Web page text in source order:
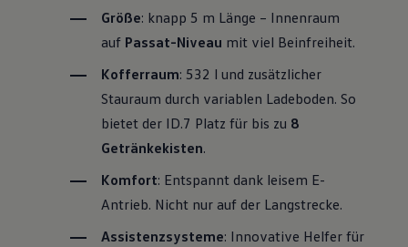
Größe: knapp 5 m Länge – Innenraum
auf Passat-Niveau mit viel Beinfreiheit.
Kofferraum: 532 l und zusätzlicher
Stauraum durch variablen Ladeboden. So
bietet der ID.7 Platz für bis zu 8
Getränkekisten.
Komfort: Entspannt dank leisem E-
Antrieb. Nicht nur auf der Langstrecke.
Assistenzsysteme: Innovative Helfer für